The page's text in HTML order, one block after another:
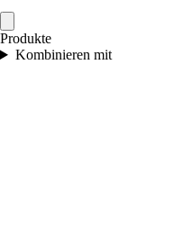
Produkte
Kombinieren mit